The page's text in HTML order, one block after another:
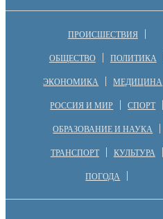
ПРОИСШЕСТВИЯ
ОБЩЕСТВО ПОЛИТИКА
ЭКОНОМИКА МЕДИЦИНА
РОССИЯ И МИР СПОРТ
ОБРАЗОВАНИЕ И НАУКА
ТРАНСПОРТ КУЛЬТУРА
ПОГОДА